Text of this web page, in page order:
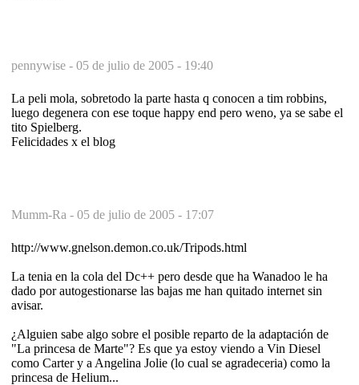
pennywise - 05 de julio de 2005 - 19:40
La peli mola, sobretodo la parte hasta q conocen a tim robbins,
luego degenera con ese toque happy end pero weno, ya se sabe el
tito Spielberg.
Felicidades x el blog
Mumm-Ra - 05 de julio de 2005 - 17:07
http://www.gnelson.demon.co.uk/Tripods.html
La tenia en la cola del Dc++ pero desde que ha Wanadoo le ha
dado por autogestionarse las bajas me han quitado internet sin
avisar.
¿Alguien sabe algo sobre el posible reparto de la adaptación de
"La princesa de Marte"? Es que ya estoy viendo a Vin Diesel
como Carter y a Angelina Jolie (lo cual se agradeceria) como la
princesa de Helium...